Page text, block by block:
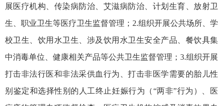
展医疗机构、传染病防治、艾滋病防治、计划生育、放射卫
生、职业卫生等医疗卫生监督管理；2.组织开展公共场所、学
校卫生、饮用水卫生、涉及饮用水卫生安全产品、餐饮具集
中消毒单位、健康相关产品等公共卫生监督管理；3.组织开展
打击非法行医和非法采供血行为、打击非医学需要的胎儿性
别鉴定和选择性别的人工终止妊娠行为（“两非”行为）、医